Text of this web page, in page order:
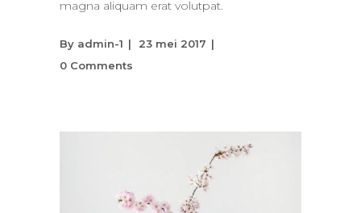
magna aliquam erat volutpat.
By admin-1
23 mei 2017
0 Comments